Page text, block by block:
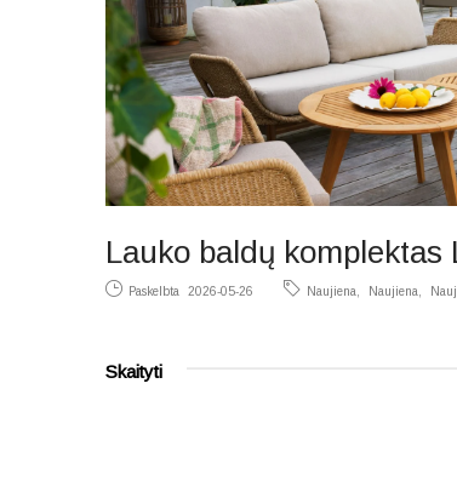
Lauko baldų komplektas
Paskelbta 2026-05-26 Naujiena Naujiena
Skaityti